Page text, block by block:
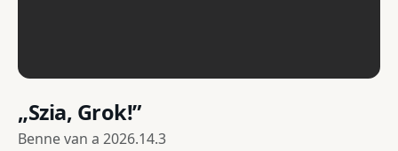
„Szia, Grok!”
Benne van a 2026.14.3